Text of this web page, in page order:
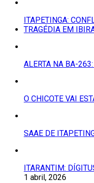
ITAPETINGA:
TRAGÉDIA EM
ALERTA NA BA-
O CHICOTE VAI
SAAE DE
ITARANTIM:
1 abril, 2026